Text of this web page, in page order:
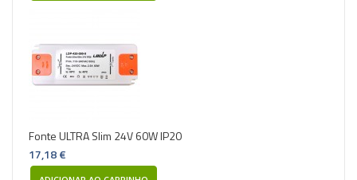
Fonte ULTRA Slim 24V 60W IP20
17,18 €